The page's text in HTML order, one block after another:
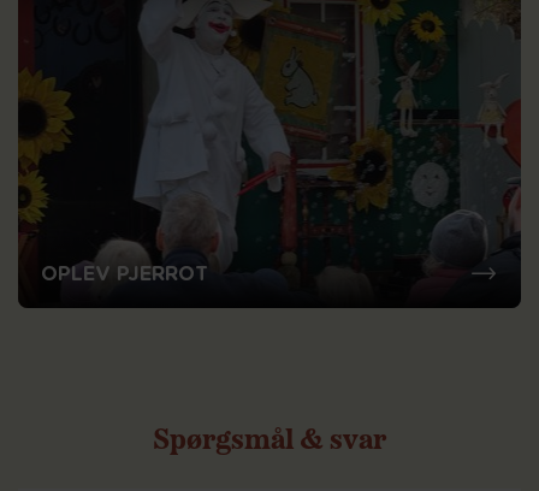
OPLEV PJERROT
Spørgsmål & svar